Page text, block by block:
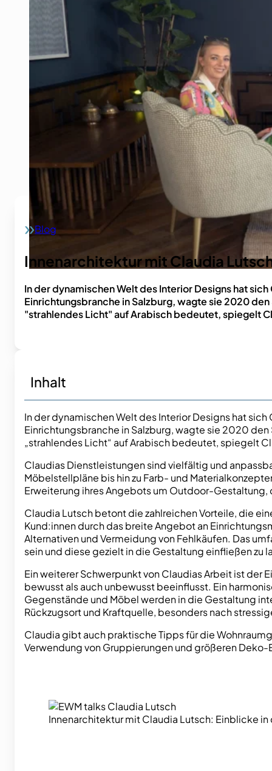
Home
Blog
Innenarchitektur mit Claudia
In der dynamischen Welt des Interior Designs hat
Einrichtungsbranche in Salzburg, wagte sie 2020
"strahlendes Licht" auf Arabisch bedeutet, spiegelt
Inhalt
In der dynamischen Welt des Interior Designs hat
Einrichtungsbranche in Salzburg, wagte sie 2020
„strahlendes Licht“ auf Arabisch bedeutet, spiegelt
Claudias Dienstleistungen sind vielfältig und
Möbelstellpläne bis hin zu Farb- und
Erweiterung ihres Angebots um Outdoor-Gestaltung,
Claudia Lutsch betont die zahlreichen Vorteile, die
Kund:innen durch das breite Angebot an
Alternativen und Vermeidung von Fehlkäufen. Das
sein und diese gezielt in die Gestaltung einfließen zu
Ein weiterer Schwerpunkt von Claudias Arbeit ist der
bewusst als auch unbewusst beeinflusst. Ein
Gegenstände und Möbel werden in die Gestaltung
Rückzugsort und Kraftquelle, besonders nach
Claudia gibt auch praktische Tipps für die
Verwendung von Gruppierungen und größeren
Innenarchitektur mit Claudia Lutsch: Einblicke